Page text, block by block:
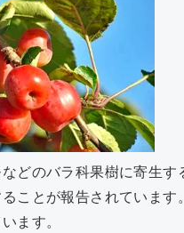
どのバラ科果樹に寄生
ことが報告されていま
ます。